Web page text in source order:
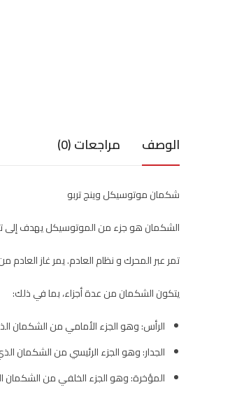
الوصف مراجعات (0)
شكمان موتوسيكل وينج تربو
الشكمان هو جزء من الموتوسيكل يهدف إلى
تمر عبر المحرك و نظام العادم. يمر غاز العادم
يتكون الشكمان من عدة أجزاء، بما في ذلك:
الرأس: وهو الجزء الأمامي من الشكمان
الجدار: وهو الجزء الرئيسي من الشكمان
المؤخرة: وهو الجزء الخلفي من الشكمان